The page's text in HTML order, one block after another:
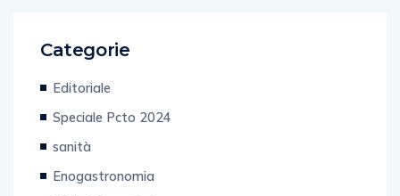
Speciale Pcto 2024
sanità
Enogastronomia
Web & Tecnologia